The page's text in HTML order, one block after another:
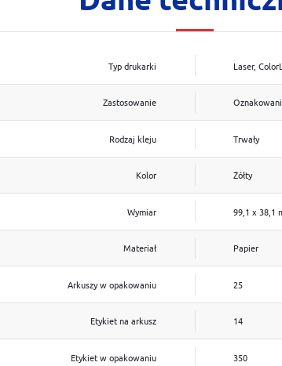
Typ drukarki Laser,
Zastosowanie
Rodzaj kleju Trwały
Kolor Żółty
Wymiar 99,1 x 38,1
Materiał Papier
Arkuszy w opakowaniu 25
Etykiet na arkusz 14
Etykiet w opakowaniu 350